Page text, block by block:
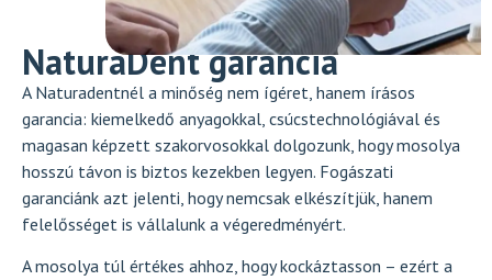
NaturaDent garancia
A Naturadentnél a minőség nem ígéret, hanem írásos
garancia: kiemelkedő anyagokkal, csúcstechnológiával és
magasan képzett szakorvosokkal dolgozunk, hogy mosolya
hosszú távon is biztos kezekben legyen. Fogászati
garanciánk azt jelenti, hogy nemcsak elkészítjük, hanem
felelősséget is vállalunk a végeredményért.
A mosolya túl értékes ahhoz, hogy kockáztasson – ezért a